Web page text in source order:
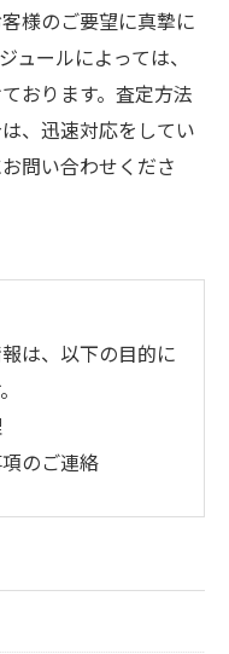
様のご要望に真摯に
ュールによっては、
おります。査定方法
、迅速対応をしてい
問い合わせくださ
は、以下の目的に
のご連絡